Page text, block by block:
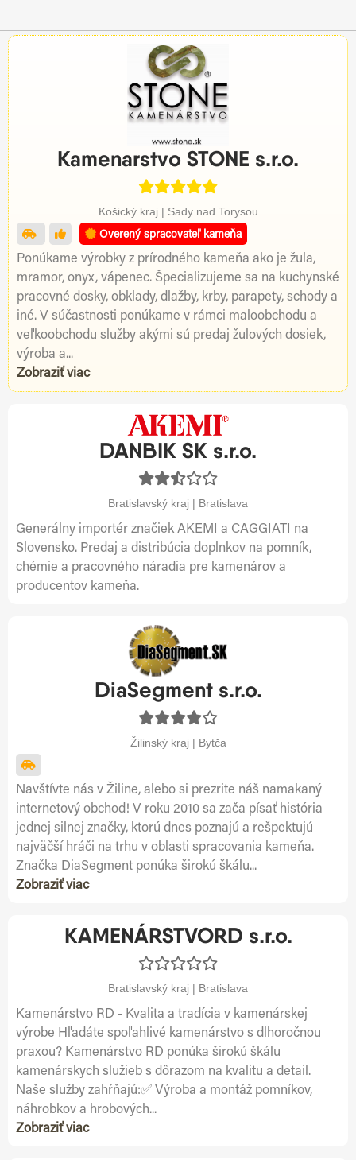
Kamenarstvo STONE s.r.o.
Košický kraj | Sady nad Torysou
Overený spracovateľ kameňa
Ponúkame výrobky z prírodného kameňa ako je žula,
mramor, onyx, vápenec. Špecializujeme sa na kuchynské
pracovné dosky, obklady, dlažby, krby, parapety, schody a
iné. V súčastnosti ponúkame v rámci maloobchodu a
veľkoobchodu služby akými sú predaj žulových dosiek,
výroba a...
Zobraziť viac
DANBIK SK s.r.o.
Bratislavský kraj | Bratislava
Generálny importér značiek AKEMI a CAGGIATI na
Slovensko. Predaj a distribúcia doplnkov na pomník,
chémie a pracovného náradia pre kamenárov a
producentov kameňa.
DiaSegment s.r.o.
Žilinský kraj | Bytča
Navštívte nás v Žiline, alebo si prezrite náš namakaný
internetový obchod! V roku 2010 sa zača písať história
jednej silnej značky, ktorú dnes poznajú a rešpektujú
najväčší hráči na trhu v oblasti spracovania kameňa.
Značka DiaSegment ponúka širokú škálu...
Zobraziť viac
KAMENÁRSTVORD s.r.o.
Bratislavský kraj | Bratislava
Kamenárstvo RD - Kvalita a tradícia v kamenárskej
výrobe Hľadáte spoľahlivé kamenárstvo s dlhoročnou
praxou? Kamenárstvo RD ponúka širokú škálu
kamenárskych služieb s dôrazom na kvalitu a detail.
Naše služby zahŕňajú:✅ Výroba a montáž pomníkov,
náhrobkov a hrobových...
Zobraziť viac